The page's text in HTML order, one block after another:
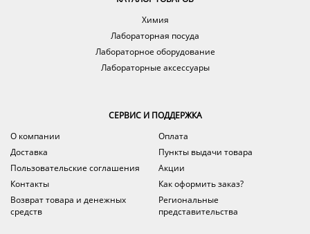
Химия
Лабораторная посуда
Лабораторное оборудование
Лабораторные аксессуары
СЕРВИС И ПОДДЕРЖКА
О компании
Оплата
Доставка
Пункты выдачи товара
Пользовательские соглашения
Акции
Контакты
Как оформить заказ?
Возврат товара и денежных
средств
Региональные
представительства